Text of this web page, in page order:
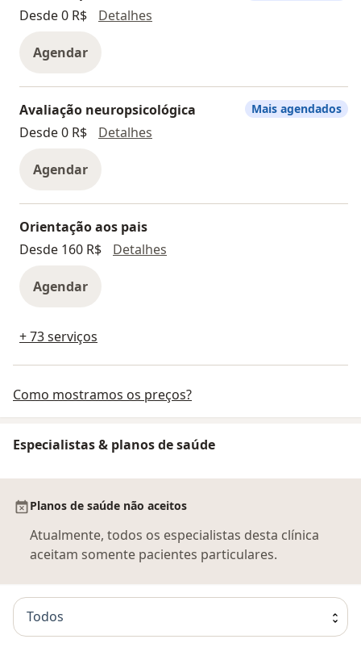
Desde 0 R$
Detalhes
Agendar
Avaliação neuropsicológica
Desde 0 R$
Detalhes
Agendar
Mais agendados
Orientação aos pais
Desde 160 R$
Detalhes
Agendar
+ 73 serviços
Como mostramos os preços?
Especialistas & planos de saúde
Planos de saúde não aceitos
Atualmente, todos os especialistas desta clínica
aceitam somente pacientes particulares.
Todos